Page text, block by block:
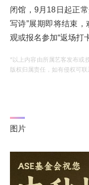
闭馆，9月18日起正
写诗”展期即将结束
观或报名参加“返场打
*以上内容由所属艺客发布或
版权归属责任，如有侵权可
图片